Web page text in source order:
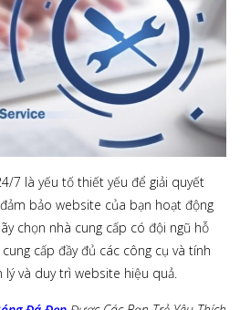
7 là yếu tố thiết yếu để giải quyết
bảo website của bạn hoạt động
chọn nhà cung cấp có đội ngũ hỗ
cấp đầy đủ các công cụ và tính
lý và duy trì website hiệu quả.